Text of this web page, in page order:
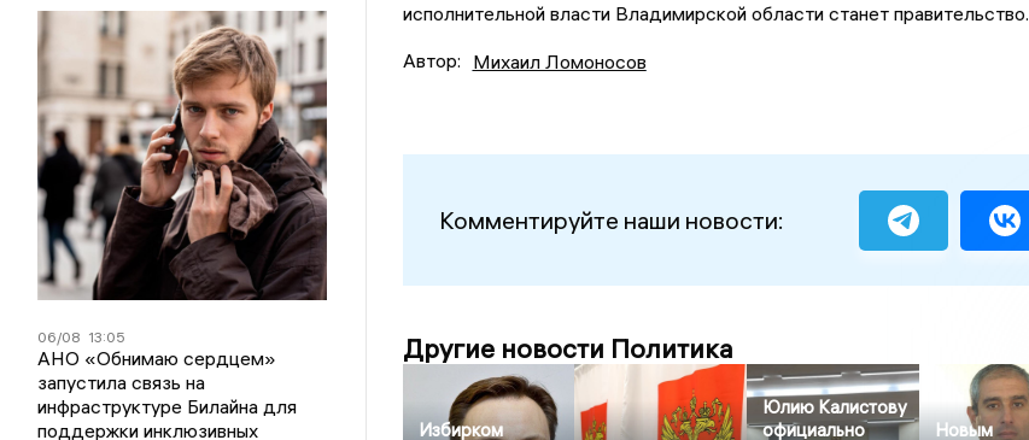
06/08 13:05
АНО «Обнимаю сердцем»
запустила связь на
инфраструктуре Билайна для
поддержки инклюзивных
исполнительной власти Владимирской области станет правительство.
Автор: Михаил Ломоносов
Комментируйте наши новости:
Другие новости Политика
Избирком
Юлию Калистову
официально
Новым